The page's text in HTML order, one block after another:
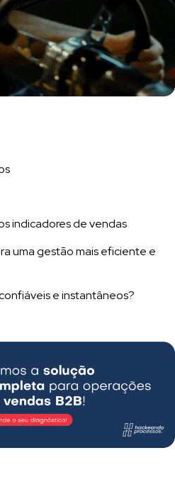
indicadores de vendas
uma gestão mais eficiente e
e instantâneos?